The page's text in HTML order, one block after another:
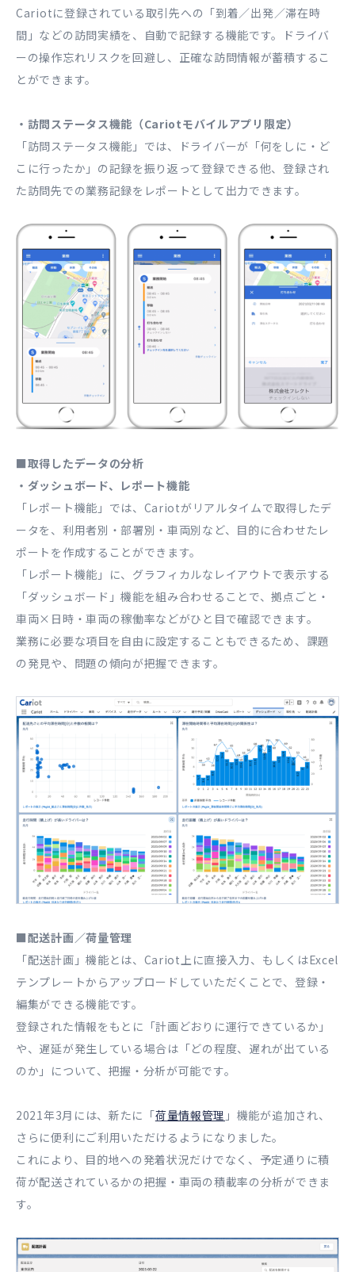
Cariotに登録されている取引先への「到着／出発／滞在時
間」などの訪問実績を、自動で記録する機能です。ドライバ
ーの操作忘れリスクを回避し、正確な訪問情報が蓄積するこ
とができます。
・訪問ステータス機能（Cariotモバイルアプリ限定）
「訪問ステータス機能」では、ドライバーが「何をしに・ど
こに行ったか」の記録を振り返って登録できる他、登録され
た訪問先での業務記録をレポートとして出力できます。
■取得したデータの分析
・ダッシュボード、レポート機能
「レポート機能」では、Cariotがリアルタイムで取得したデ
ータを、利用者別・部署別・車両別など、目的に合わせたレ
ポートを作成することができます。
「レポート機能」に、グラフィカルなレイアウトで表示する
「ダッシュボード」機能を組み合わせることで、拠点ごと・
車両×日時・車両の稼働率などがひと目で確認できます。
業務に必要な項目を自由に設定することもできるため、課題
の発見や、問題の傾向が把握できます。
■配送計画／荷量管理
「配送計画」機能とは、Cariot上に直接入力、もしくはExcel
テンプレートからアップロードしていただくことで、登録・
編集ができる機能です。
登録された情報をもとに「計画どおりに運行できているか」
や、遅延が発生している場合は「どの程度、遅れが出ている
のか」について、把握・分析が可能です。
2021年3月には、新たに「荷量情報管理 」機能が追加され、
さらに便利にご利用いただけるようになりました。
これにより、目的地への発着状況だけでなく、予定通りに積
荷が配送されているかの把握・車両の積載率の分析ができま
す。